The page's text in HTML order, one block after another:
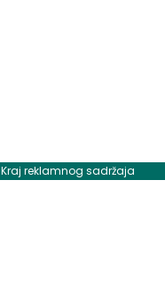
Kraj reklamnog sadržaja